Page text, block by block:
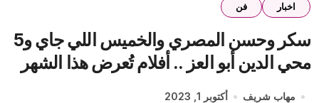
اخبار فن
سكر وحسن المصري والخميس اللي جاي و5
محي الدين أبو العز .. أفلام تُعرض هذا الشهر
مهاب شريف أكتوبر 1, 2023